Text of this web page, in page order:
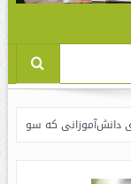
که سوختند نقدی بر